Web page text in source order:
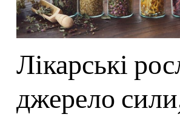
Лікарські
джерело